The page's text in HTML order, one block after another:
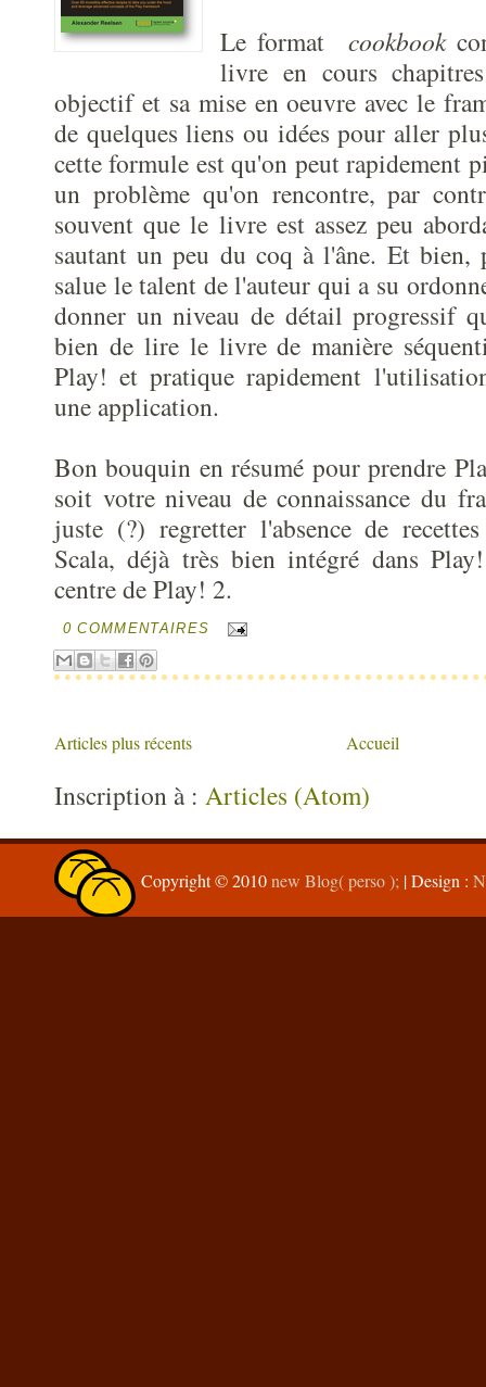
Le format cookbook
livre en cours
objectif et sa mise en oeuvre avec le
de quelques liens ou idées pour aller
cette formule est qu'on peut rapidement
un problème qu'on rencontre, par
souvent que le livre est assez peu
sautant un peu du coq à l'âne. Et bien,
salue le talent de l'auteur qui a su
donner un niveau de détail progressif
bien de lire le livre de manière
Play! et pratique rapidement
une application.
Bon bouquin en résumé pour prendre
soit votre niveau de connaissance du
juste (?) regretter l'absence de
Scala, déjà très bien intégré dans
centre de Play! 2.
0 COMMENTAIRES
Articles plus récents Accueil
Inscription à : Articles (Atom)
Copyright © 2010new Blog( perso ); | Design :